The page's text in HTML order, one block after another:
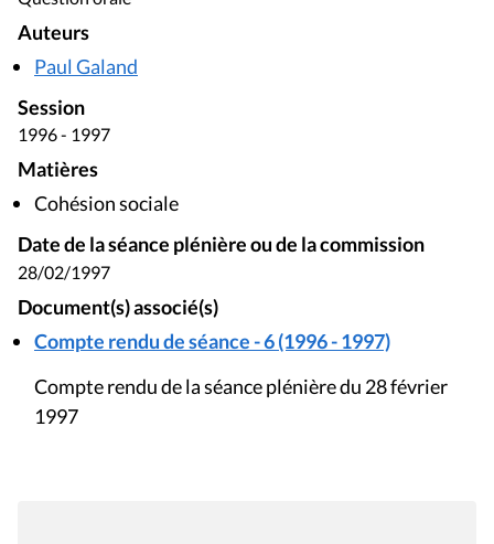
Auteurs
Paul Galand
Session
1996 - 1997
Matières
Cohésion sociale
Date de la séance plénière ou de la commission
28/02/1997
Document(s) associé(s)
Compte rendu de séance - 6 (1996 - 1997)
Compte rendu de la séance plénière du 28 février
1997